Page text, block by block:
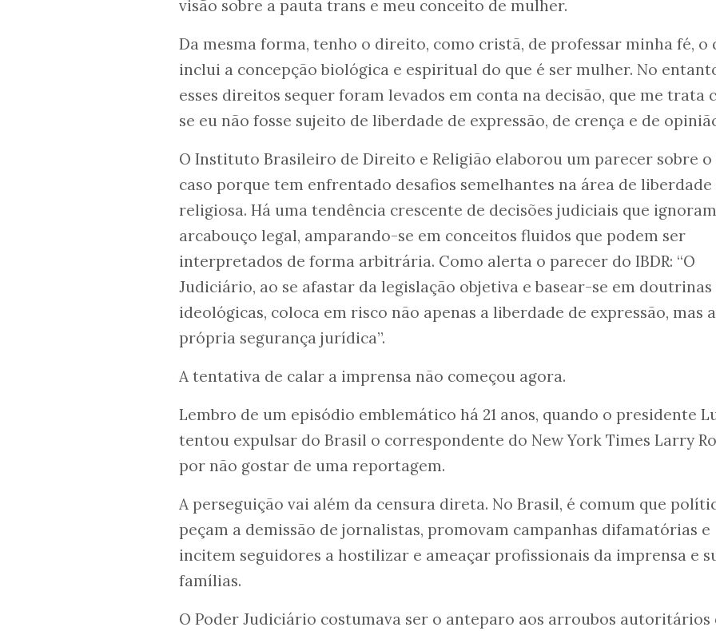
visão sobre a pauta trans e meu conceito de mulher.
Da mesma forma, tenho o direito, como cristã, de professar minha fé, o
inclui a concepção biológica e espiritual do que é ser mulher. No
esses direitos sequer foram levados em conta na decisão, que me trata
se eu não fosse sujeito de liberdade de expressão, de crença e de
O Instituto Brasileiro de Direito e Religião elaborou um parecer sobre o
caso porque tem enfrentado desafios semelhantes na área de liberdade
religiosa. Há uma tendência crescente de decisões judiciais que
arcabouço legal, amparando-se em conceitos fluidos que podem ser
interpretados de forma arbitrária. Como alerta o parecer do IBDR: “O
Judiciário, ao se afastar da legislação objetiva e basear-se em doutrinas
ideológicas, coloca em risco não apenas a liberdade de expressão, mas a
própria segurança jurídica”.
A tentativa de calar a imprensa não começou agora.
Lembro de um episódio emblemático há 21 anos, quando o presidente
tentou expulsar do Brasil o correspondente do New York Times Larry
por não gostar de uma reportagem.
A perseguição vai além da censura direta. No Brasil, é comum que
peçam a demissão de jornalistas, promovam campanhas difamatórias e
incitem seguidores a hostilizar e ameaçar profissionais da imprensa e
famílias.
O Poder Judiciário costumava ser o anteparo aos arroubos autoritários